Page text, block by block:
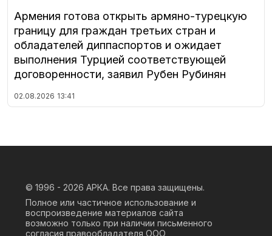
Армения готова открыть армяно-турецкую
границу для граждан третьих стран и
обладателей диппаспортов и ожидает
выполнения Турцией соответствующей
договоренности, заявил Рубен Рубинян
02.08.2026 13:41
© 1996 - 2026 АРКА. Все права защищены.
Полное или частичное использование и
воспроизведение материалов сайта
возможно только при наличии письменного
согласия правообладателя ООО